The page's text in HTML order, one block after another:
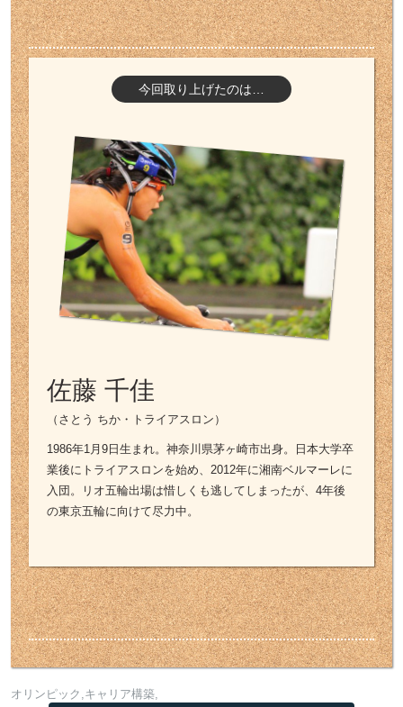
今回取り上げたのは…
佐藤 千佳
（さとう ちか・トライアスロン）
1986年1月9日生まれ。神奈川県茅ヶ崎市出身。日本大学卒
業後にトライアスロンを始め、2012年に湘南ベルマーレに
入団。リオ五輪出場は惜しくも逃してしまったが、4年後
の東京五輪に向けて尽力中。
オリンピック キャリア構築